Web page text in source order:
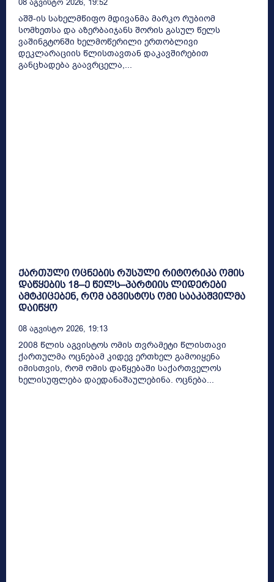
აშშ-ის სახელმწიფო მდივანმა მარკო რუბიომ
სომხეთსა და აზერბაიჯანს შორის გასულ წელს
ვაშინგტონში ხელმოწერილი ერთობლივი
დეკლარაციის წლისთავთან დაკავშირებით
განცხადება გაავრცელა,...
ქართული ოცნების რუსული რიტორიკა ომის
დაწყების 18–ე წელს–პარტიის ლიდერები
ამტკიცებენ, რომ აგვისტოს ომი სააკაშვილმა
დაიწყო
08 Აგვისტო 2026, 19:13
2008 წლის აგვისტოს ომის თვრამეტი წლისთავი
ქართულმა ოცნებამ კიდევ ერთხელ გამოიყენა
იმისთვის, რომ ომის დაწყებაში საქართველოს
ხელისუფლება დაედანაშაულებინა. ოცნება...